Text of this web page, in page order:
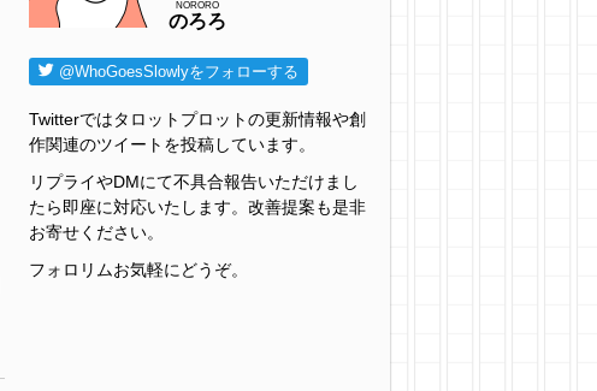
のろろ
NORORO
@WhoGoesSlowlyをフォローする
Twitterではタロットプロットの更新情報や創
作関連のツイートを投稿しています。
リプライやDMにて不具合報告いただけまし
たら即座に対応いたします。改善提案も是非
お寄せください。
フォロリムお気軽にどうぞ。